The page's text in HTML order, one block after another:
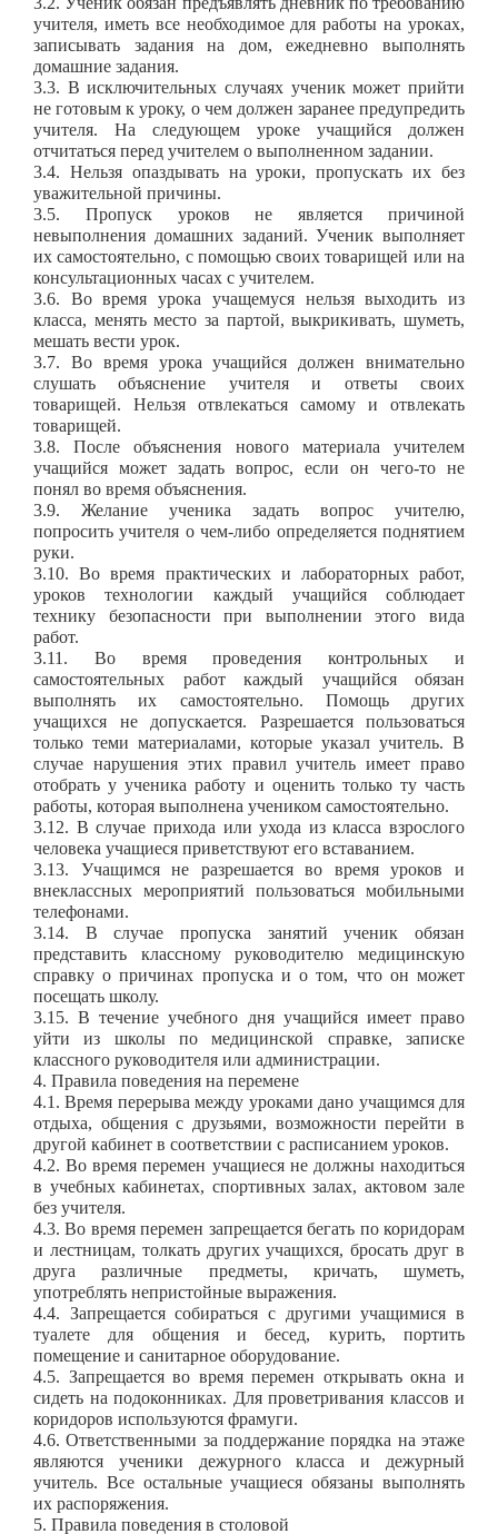
учителя, иметь все необходимое для работы на уроках,
записывать задания на дом, ежедневно выполнять
домашние задания.
3.3. В исключительных случаях ученик может прийти
не готовым к уроку, о чем должен заранее предупредить
учителя. На следующем уроке учащийся должен
отчитаться перед учителем о выполненном задании.
3.4. Нельзя опаздывать на уроки, пропускать их без
уважительной причины.
3.5. Пропуск уроков не является причиной
невыполнения домашних заданий. Ученик выполняет
их самостоятельно, с помощью своих товарищей или на
консультационных часах с учителем.
3.6. Во время урока учащемуся нельзя выходить из
класса, менять место за партой, выкрикивать, шуметь,
мешать вести урок.
3.7. Во время урока учащийся должен внимательно
слушать объяснение учителя и ответы своих
товарищей. Нельзя отвлекаться самому и отвлекать
товарищей.
3.8. После объяснения нового материала учителем
учащийся может задать вопрос, если он чего-то не
понял во время объяснения.
3.9. Желание ученика задать вопрос учителю,
попросить учителя о чем-либо определяется поднятием
руки.
3.10. Во время практических и лабораторных работ,
уроков технологии каждый учащийся соблюдает
технику безопасности при выполнении этого вида
работ.
3.11. Во время проведения контрольных и
самостоятельных работ каждый учащийся обязан
выполнять их самостоятельно. Помощь других
учащихся не допускается. Разрешается пользоваться
только теми материалами, которые указал учитель. В
случае нарушения этих правил учитель имеет право
отобрать у ученика работу и оценить только ту часть
работы, которая выполнена учеником самостоятельно.
3.12. В случае прихода или ухода из класса взрослого
человека учащиеся приветствуют его вставанием.
3.13. Учащимся не разрешается во время уроков и
внеклассных мероприятий пользоваться мобильными
телефонами.
3.14. В случае пропуска занятий ученик обязан
представить классному руководителю медицинскую
справку о причинах пропуска и о том, что он может
посещать школу.
3.15. В течение учебного дня учащийся имеет право
уйти из школы по медицинской справке, записке
классного руководителя или администрации.
4. Правила поведения на перемене
4.1. Время перерыва между уроками дано учащимся для
отдыха, общения с друзьями, возможности перейти в
другой кабинет в соответствии с расписанием уроков.
4.2. Во время перемен учащиеся не должны находиться
в учебных кабинетах, спортивных залах, актовом зале
без учителя.
4.3. Во время перемен запрещается бегать по коридорам
и лестницам, толкать других учащихся, бросать друг в
друга различные предметы, кричать, шуметь,
употреблять непристойные выражения.
4.4. Запрещается собираться с другими учащимися в
туалете для общения и бесед, курить, портить
помещение и санитарное оборудование.
4.5. Запрещается во время перемен открывать окна и
сидеть на подоконниках. Для проветривания классов и
коридоров используются фрамуги.
4.6. Ответственными за поддержание порядка на этаже
являются ученики дежурного класса и дежурный
учитель. Все остальные учащиеся обязаны выполнять
их распоряжения.
5. Правила поведения в столовой